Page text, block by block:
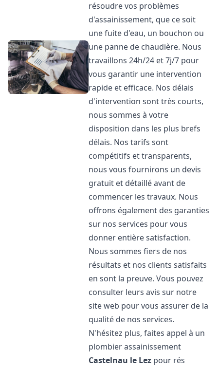
résoudre vos problèmes
d'assainissement, que ce soit
une fuite d'eau, un bouchon ou
une panne de chaudière. Nous
travaillons 24h/24 et 7j/7 pour
vous garantir une intervention
rapide et efficace. Nos délais
d'intervention sont très courts,
nous sommes à votre
disposition dans les plus brefs
délais. Nos tarifs sont
compétitifs et transparents,
nous vous fournirons un devis
gratuit et détaillé avant de
commencer les travaux. Nous
offrons également des garanties
sur nos services pour vous
donner entière satisfaction.
Nous sommes fiers de nos
résultats et nos clients satisfaits
en sont la preuve. Vous pouvez
consulter leurs avis sur notre
site web pour vous assurer de la
qualité de nos services.
N'hésitez plus, faites appel à un
plombier assainissement
Castelnau le Lez pour rés